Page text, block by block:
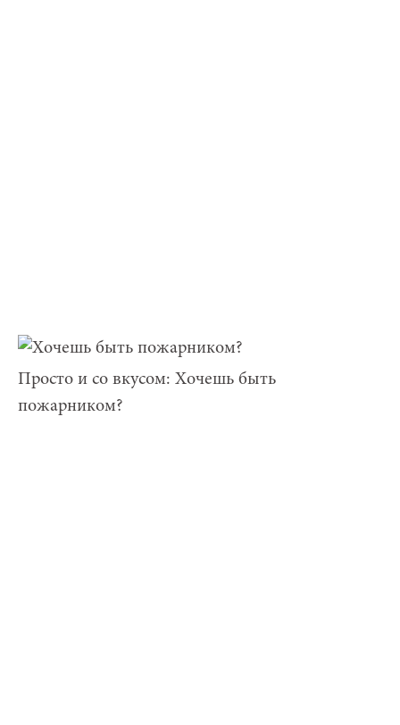
Просто и со вкусом: Хочешь быть
пожарником?